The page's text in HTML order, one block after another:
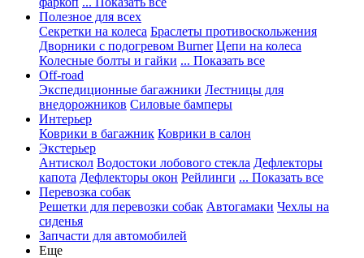
Полезное для всех
Секретки на колеса Браслеты противоскольжения
Дворники с подогревом Burner Цепи на колеса
Колесные болты и гайки ... Показать все
Off-road
Экспедиционные багажники Лестницы для
внедорожников Силовые бамперы
Интерьер
Коврики в багажник Коврики в салон
Экстерьер
Антискол Водостоки лобового стекла Дефлекторы
капота Дефлекторы окон Рейлинги ... Показать все
Перевозка собак
Решетки для перевозки собак Автогамаки Чехлы на
сиденья
Запчасти для автомобилей
Еще